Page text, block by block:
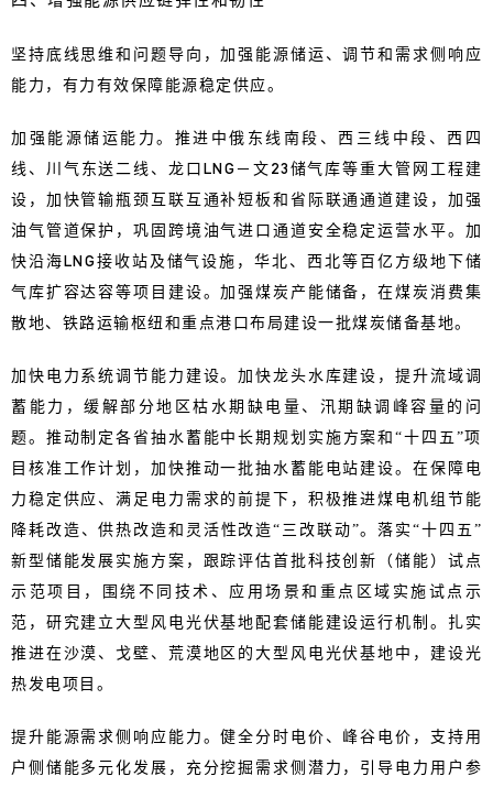
坚持底线思维和问题导向，加强能源储运、调节和需求侧响应
能力，有力有效保障能源稳定供应。
加强能源储运能力。推进中俄东线南段、西三线中段、西四
线、川气东送二线、龙口LNG－文23储气库等重大管网工程建
设，加快管输瓶颈互联互通补短板和省际联通通道建设，加强
油气管道保护，巩固跨境油气进口通道安全稳定运营水平。加
快沿海LNG接收站及储气设施，华北、西北等百亿方级地下储
气库扩容达容等项目建设。加强煤炭产能储备，在煤炭消费集
散地、铁路运输枢纽和重点港口布局建设一批煤炭储备基地。
加快电力系统调节能力建设。加快龙头水库建设，提升流域调
蓄能力，缓解部分地区枯水期缺电量、汛期缺调峰容量的问
题。推动制定各省抽水蓄能中长期规划实施方案和“十四五”项
目核准工作计划，加快推动一批抽水蓄能电站建设。在保障电
力稳定供应、满足电力需求的前提下，积极推进煤电机组节能
降耗改造、供热改造和灵活性改造“三改联动”。落实“十四五”
新型储能发展实施方案，跟踪评估首批科技创新（储能）试点
示范项目，围绕不同技术、应用场景和重点区域实施试点示
范，研究建立大型风电光伏基地配套储能建设运行机制。扎实
推进在沙漠、戈壁、荒漠地区的大型风电光伏基地中，建设光
热发电项目。
提升能源需求侧响应能力。健全分时电价、峰谷电价，支持用
户侧储能多元化发展，充分挖掘需求侧潜力，引导电力用户参